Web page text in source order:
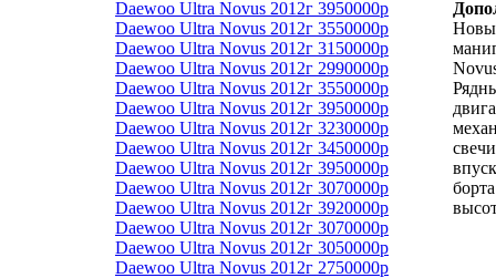
Daewoo Ultra Novus 2012г 3950000р
Daewoo Ultra Novus 2012г 3550000р
Daewoo Ultra Novus 2012г 3150000р
Daewoo Ultra Novus 2012г 2990000р
Daewoo Ultra Novus 2012г 3550000р
Daewoo Ultra Novus 2012г 3950000р
Daewoo Ultra Novus 2012г 3230000р
Daewoo Ultra Novus 2012г 3450000р
Daewoo Ultra Novus 2012г 3950000р
Daewoo Ultra Novus 2012г 3070000р
Daewoo Ultra Novus 2012г 3920000р
Daewoo Ultra Novus 2012г 3070000р
Daewoo Ultra Novus 2012г 3050000р
Daewoo Ultra Novus 2012г 2750000р